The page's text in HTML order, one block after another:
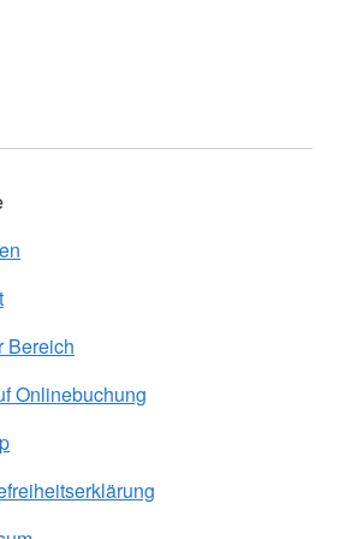
Bereich
Onlinebuchung